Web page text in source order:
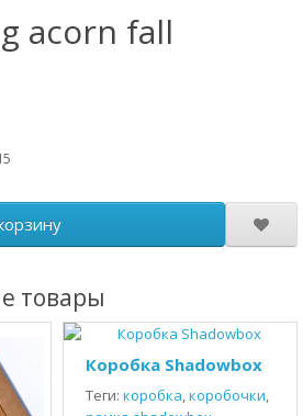
acorn fall
товары
Коробка Shadowbox
Теги: коробка,коробочки,